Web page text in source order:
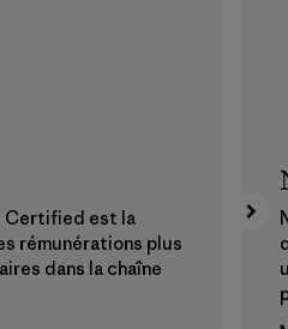
Certified est la
rémunérations plus
dans la chaîne